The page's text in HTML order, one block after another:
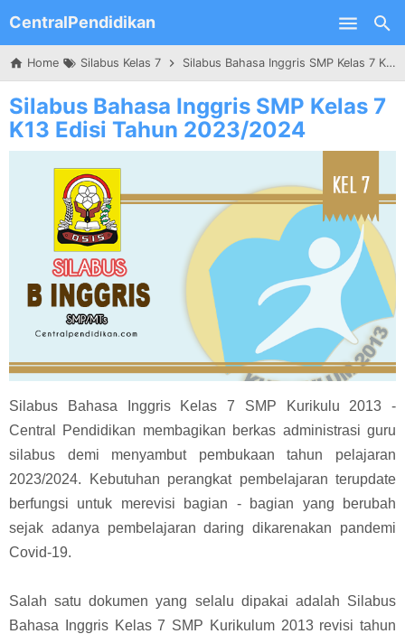
Skip to main content
CentralPendidikan
Home Silabus Kelas 7 Silabus Bahasa Inggris SMP Kelas 7 K13 Edisi Tahun 2023/2024
Silabus Bahasa Inggris SMP Kelas 7
K13 Edisi Tahun 2023/2024
Silabus Bahasa Inggris Kelas 7 SMP Kurikulu 2013 -
Central Pendidikan membagikan berkas administrasi guru
silabus demi menyambut pembukaan tahun pelajaran
2023/2024. Kebutuhan perangkat pembelajaran terupdate
berfungsi untuk merevisi bagian - bagian yang berubah
sejak adanya pembelajaran daring dikarenakan pandemi
Covid-19.
Salah satu dokumen yang selalu dipakai adalah Silabus
Bahasa Inggris Kelas 7 SMP Kurikulum 2013 revisi tahun